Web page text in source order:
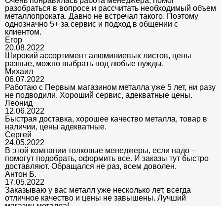
разобраться в вопросе и рассчитать необходимый объем
металлопроката. Давно не встречал такого. Поэтому
однозначно 5+ за сервис и подход в общении с
клиентом.
Егор
20.08.2022
Широкий ассортимент алюминиевых листов, цены
разные, можно выбрать под любые нужды.
Михаил
06.07.2022
Работаю с Первым магазином металла уже 5 лет, ни разу
не подводили. Хороший сервис, адекватные цены.
Леонид
12.06.2022
Быстрая доставка, хорошее качество металла, товар в
наличии, цены адекватные.
Сергей
24.05.2022
В этой компании толковые менеджеры, если надо –
помогут подобрать, оформить все. И заказы тут быстро
доставляют. Обращался не раз, всем доволен.
Антон Б.
17.05.2022
Заказываю у вас металл уже несколько лет, всегда
отличное качество и цены не завышены. Лучший